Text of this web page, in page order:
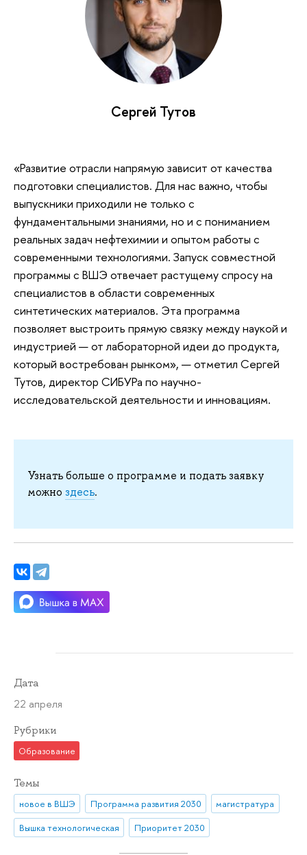
Сергей Тутов
«Развитие отрасли напрямую зависит от качества
подготовки специалистов. Для нас важно, чтобы
выпускники приходили не только с
фундаментальными знаниями, но и с пониманием
реальных задач нефтехимии и опытом работы с
современными технологиями. Запуск совместной
программы с ВШЭ отвечает растущему спросу на
специалистов в области современных
синтетических материалов. Эта программа
позволяет выстроить прямую связку между наукой и
индустрией — от лабораторной идеи до продукта,
который востребован рынком», — отметил Сергей
Тутов, директор СИБУРа по научно-
исследовательской деятельности и инновациям.
Узнать больше о программе и подать заявку
можно здесь.
Дата
22 апреля
Рубрики
Образование
Темы
новое в ВШЭ Программа развития 2030
магистратура
Вышка технологическая
Приоритет 2030